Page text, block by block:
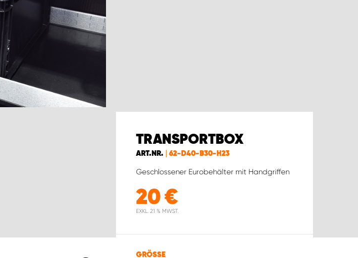
TRANSPORTBOX
ART.NR. 62-D40-B30-H23
Geschlossener Eurobehälter mit Handgriffen
20€
EXKL. 21 % MWST.
GRÖSSE